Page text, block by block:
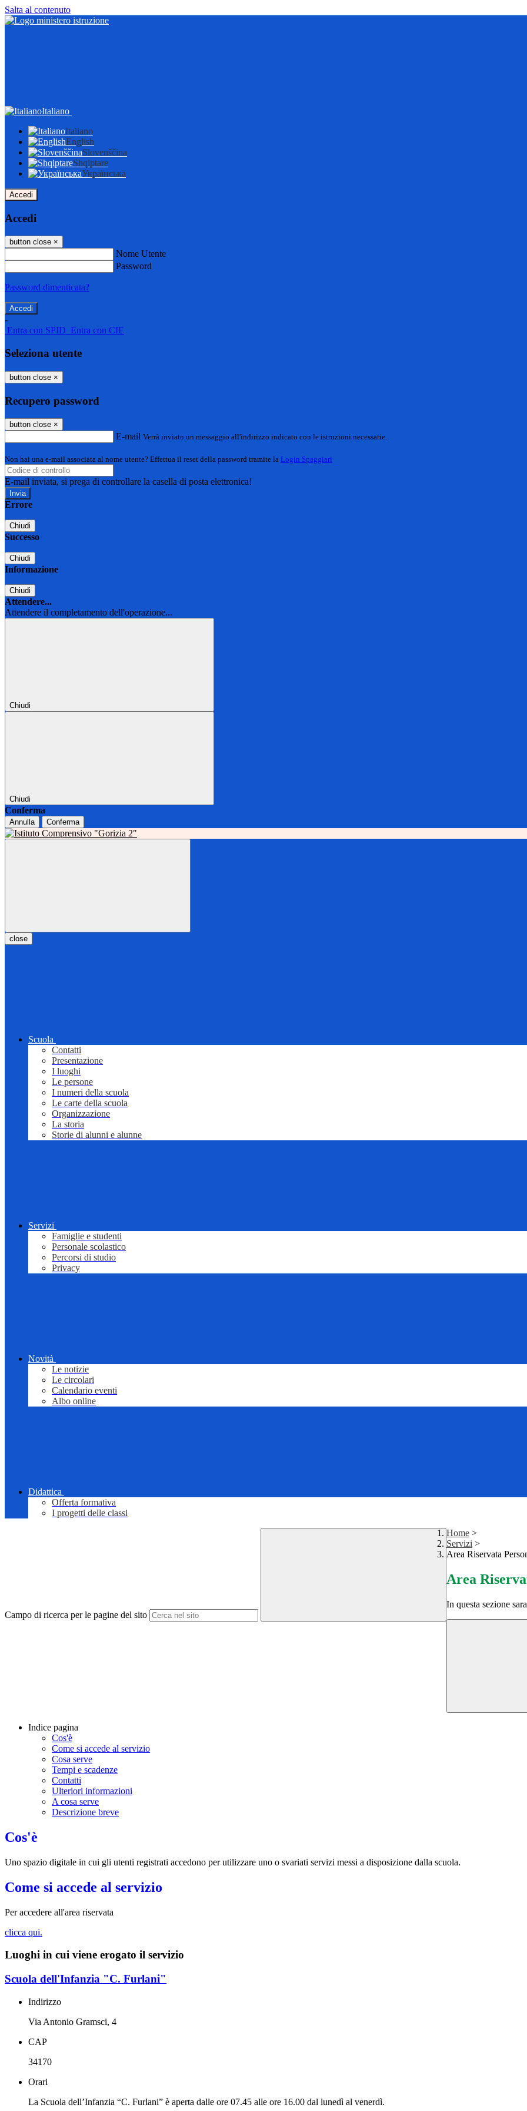
Salta al contenuto
Italiano
Italiano
English
Slovenščina
Shqiptare
Українська
Accedi
Accedi
button close ×
Nome Utente
Password
Password dimenticata?
-
Entra con SPID Entra con CIE
Seleziona utente
button close ×
Recupero password
button close ×
E-mail Verrà inviato un messaggio all'indirizzo indicato con le istruzioni necessarie.
Non hai una e-mail associata al nome utente? Effettua il reset della password tramite la Login Spaggiari
E-mail inviata, si prega di controllare la casella di posta elettronica!
Errore
Chiudi
Successo
Chiudi
Informazione
Chiudi
Attendere...
Attendere il completamento dell'operazione...
Chiudi
Chiudi
Conferma
Annulla Conferma
close
Scuola
Contatti
Presentazione
I luoghi
Le persone
I numeri della scuola
Le carte della scuola
Organizzazione
La storia
Storie di alunni e alunne
Servizi
Famiglie e studenti
Personale scolastico
Percorsi di studio
Privacy
Novità
Le notizie
Le circolari
Calendario eventi
Albo online
Didattica
Offerta formativa
I progetti delle classi
Campo di ricerca per le pagine del sito
Home >
Servizi >
Area Riservata
Area
In questa sezione
Indice pagina
Cos'è
Come si accede al servizio
Cosa serve
Tempi e scadenze
Contatti
Ulteriori informazioni
A cosa serve
Descrizione breve
Cos'è
Uno spazio digitale in cui gli utenti registrati accedono per utilizzare uno o svariati servizi messi a disposizione dalla scuola.
Come si accede al servizio
Per accedere all'area riservata
clicca qui.
Luoghi in cui viene erogato il servizio
Scuola dell'Infanzia "C. Furlani"
Indirizzo
Via Antonio Gramsci, 4
CAP
34170
Orari
La Scuola dell’Infanzia “C. Furlani” è aperta dalle ore 07.45 alle ore 16.00 dal lunedì al venerdì.